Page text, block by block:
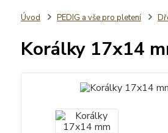
Úvod PEDIG a vše pro pletení
Korálky 17x14